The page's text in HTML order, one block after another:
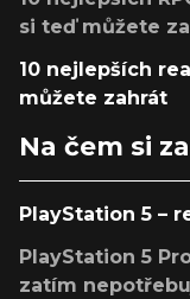
si teď můžete
10 nejlepších
můžete zahrát
Na čem si
PlayStation 5 –
PlayStation 5
zatím